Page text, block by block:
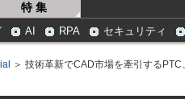
特 集
AI RPA セキュリティ
＞ 技術革新でCAD市場を牽引するPTC